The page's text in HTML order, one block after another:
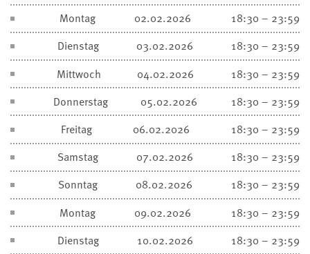
Montag
02.02.2026
18:30 – 23:59
Dienstag
03.02.2026
18:30 – 23:59
Mittwoch
04.02.2026
18:30 – 23:59
Donnerstag
05.02.2026
18:30 – 23:59
Freitag
06.02.2026
18:30 – 23:59
Samstag
07.02.2026
18:30 – 23:59
Sonntag
08.02.2026
18:30 – 23:59
Montag
09.02.2026
18:30 – 23:59
Dienstag
10.02.2026 18:30 – 23:59